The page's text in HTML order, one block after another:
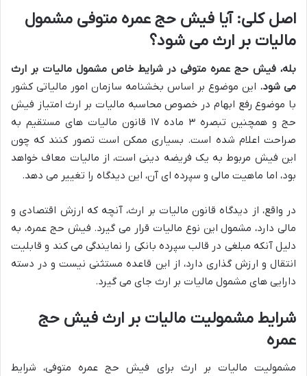
اصل کلی: آیا فیش حج عمره متوفی مشمول
مالیات بر ارث می شود؟
بله، فیش حج عمره متوفی در شرایط خاص مشمول مالیات بر ارث
می شود. این موضوع بر اساس بخشنامه سازمان امور مالیاتی کشور
با موضوع رفع ابهام در خصوص محاسبه مالیات بر ارث امتیاز فیش
حج و همچنین تبصره ۳ ماده ۱۷ قانون مالیات های مستقیم به
صراحت اعلام شده است. بسیاری ممکن است تصور کنند که چون
این فیش مربوط به یک فریضه دینی است، از مالیات معاف خواهد
بود، اما ماهیت مالی و سپرده ای آن، این دیدگاه را تغییر می دهد.
در واقع، از دیدگاه قانون مالیات بر ارث، آنچه که ارزش اقتصادی و
مالی دارد، مشمول این نوع مالیات قرار می گیرد. فیش حج عمره، به
دلیل آنکه مبلغی در قالب سپرده بانکی را نمایندگی می کند و قابلیت
انتقال و ارزش گذاری دارد، از این قاعده مستثنی نیست و در دسته
دارایی های مشمول مالیات بر ارث جای می گیرد.
شرایط مشمولیت مالیات بر ارث فیش حج
عمره
مشمولیت مالیات بر ارث برای فیش حج عمره متوفی، شرایط